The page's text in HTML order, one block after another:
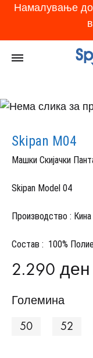
Намалување до
Skipan M04
Машки Скијачки
Skipan Model 04
Производство : Кина
Состав : 100%
2.290 ден
Големина
50
52